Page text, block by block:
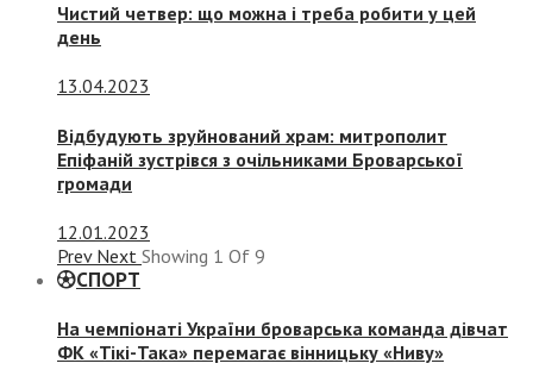
Чистий четвер: що можна і треба робити у цей
день
13.04.2023
Відбудують зруйнований храм: митрополит
Епіфаній зустрівся з очільниками Броварської
громади
12.01.2023
Prev Next Showing 1 Of 9
СПОРТ
На чемпіонаті України броварська команда дівчат
ФК «Тікі-Така» перемагає вінницьку «Ниву»